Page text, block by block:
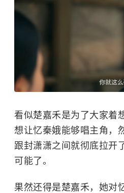
看似楚嘉禾是为了大家着
想让忆秦娥能够唱主角，
跟封潇潇之间就彻底拉开
可能了。
果然还得是楚嘉禾，她对